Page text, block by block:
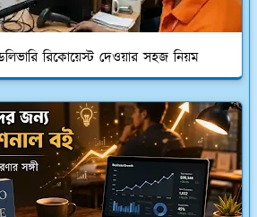
রিকোয়েস্ট দেওয়ার সহজ নিয়ম